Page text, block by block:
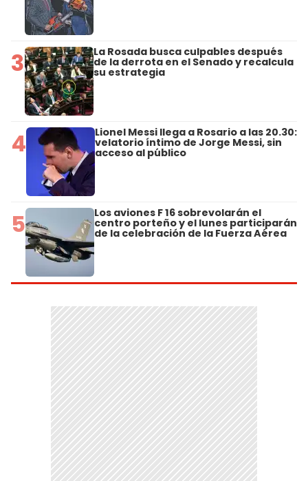
3 La Rosada busca culpables después
de la derrota en el Senado y recalcula
su estrategia
4 Lionel Messi llega a Rosario a las 20.30:
velatorio íntimo de Jorge Messi, sin
acceso al público
5 Los aviones F 16 sobrevolarán el
centro porteño y el lunes participarán
de la celebración de la Fuerza Aérea